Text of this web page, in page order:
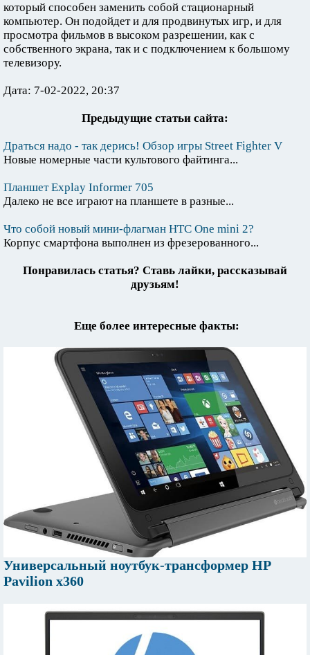
который способен заменить собой стационарный
компьютер. Он подойдет и для продвинутых игр, и для
просмотра фильмов в высоком разрешении, как с
собственного экрана, так и с подключением к большому
телевизору.
Дата: 7-02-2022, 20:37
Предыдущие статьи сайта:
Драться надо - так дерись! Обзор игры Street Fighter V
Новые номерные части культового файтинга...
Планшет Explay Informer 705
Далеко не все играют на планшете в разные...
Что собой новый мини-флагман HTC One mini 2?
Корпус смартфона выполнен из фрезерованного...
Понравилась статья? Ставь лайки, рассказывай
друзьям!
Еще более интересные факты:
Универсальный ноутбук-трансформер HP
Pavilion x360